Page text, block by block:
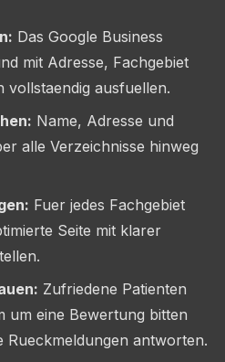
Das Google Business
mit Adresse, Fachgebiet
vollstaendig ausfuellen.
Name, Adresse und
alle Verzeichnisse hinweg
Fuer jedes Fachgebiet
Seite mit klarer
Zufriedene Patienten
um eine Bewertung bitten
Rueckmeldungen antworten.